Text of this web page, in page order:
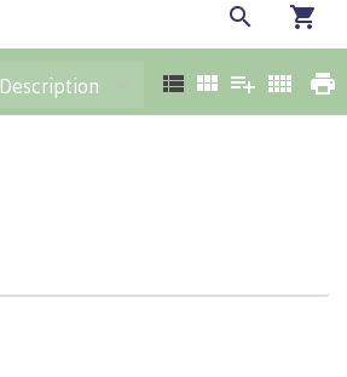
Description